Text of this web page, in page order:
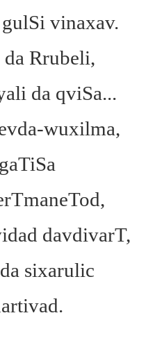
vinaxav.
da Rrubeli,
da qviSa...
wuxilma,
davdivarT,
sixarulic